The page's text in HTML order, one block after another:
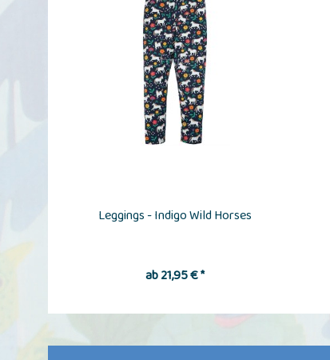
Leggings - Indigo Wild Horses
ab 21,95 € *